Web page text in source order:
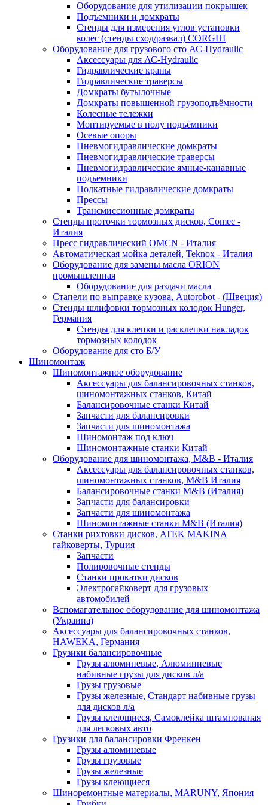
Оборудование для утилизации покрышек
Подъемники и домкраты
Стенды для измерения углов установки
колес (стенды сход/развал) CORGHI
Оборудование для грузового сто АС-Hydraulic
Аксессуары для АС-Hydraulic
Гидравлические краны
Гидравлические траверсы
Домкраты бутылочные
Домкраты повышенной грузоподъёмности
Колесные тележки
Монтируемые в полу подъёмники
Осевые опоры
Пневмогидравлические домкраты
Пневмогидравлические траверсы
Пневмогидравлические ямные-канавные
подъемники
Подкатные гидравлические домкраты
Прессы
Трансмиссионные домкраты
Стенды проточки тормозных дисков, Comec -
Италия
Пресс гидравлический OMCN - Италия
Автоматическая мойка деталей, Teknox - Италия
Оборудование для замены масла ORION
промышленная
Оборудование для раздачи масла
Стапели по выправке кузова, Autorobot - (Швеция)
Стенды шлифовки тормозных колодок Hunger,
Германия
Стенды для клепки и расклепки накладок
тормозных колодок
Оборудование для сто Б/У
Шиномонтаж
Шиномонтажное оборудование
Аксессуары для балансировочных станков,
шиномонтажных станков, Китай
Балансировочные станки Китай
Запчасти для балансировки
Запчасти для шиномонтажа
Шиномонтаж под ключ
Шиномонтажные станки Китай
Оборудование для шиномонтажа, M&B - Италия
Аксессуары для балансировочных станков,
шиномонтажных станков, M&B Италия
Балансировочные станки M&B (Италия)
Запчасти для балансировки
Запчасти для шиномонтажа
Шиномонтажные станки M&B (Италия)
Станки рихтовки дисков, ATEK MAKINA
гайковерты, Турция
Запчасти
Полировочные стенды
Станки прокатки дисков
Электрогайковерт для грузовых
автомобилей
Вспомагательное оборудование для шиномонтажа
(Украина)
Аксессуары для балансировочных станков,
HAWEKA, Германия
Грузики балансировочные
Грузы алюминевые, Алюминиевые
набивные грузы для дисков л/а
Грузы грузовые
Грузы железные, Cтандарт набивные грузы
для дисков л/а
Грузы клеющиеся, Самоклейка штампованая
для легковых авто
Грузики для балансировки Френкен
Грузы алюминевые
Грузы грузовые
Грузы железные
Грузы клеющиеся
Шиноремонтные материалы, MARUNY, Япония